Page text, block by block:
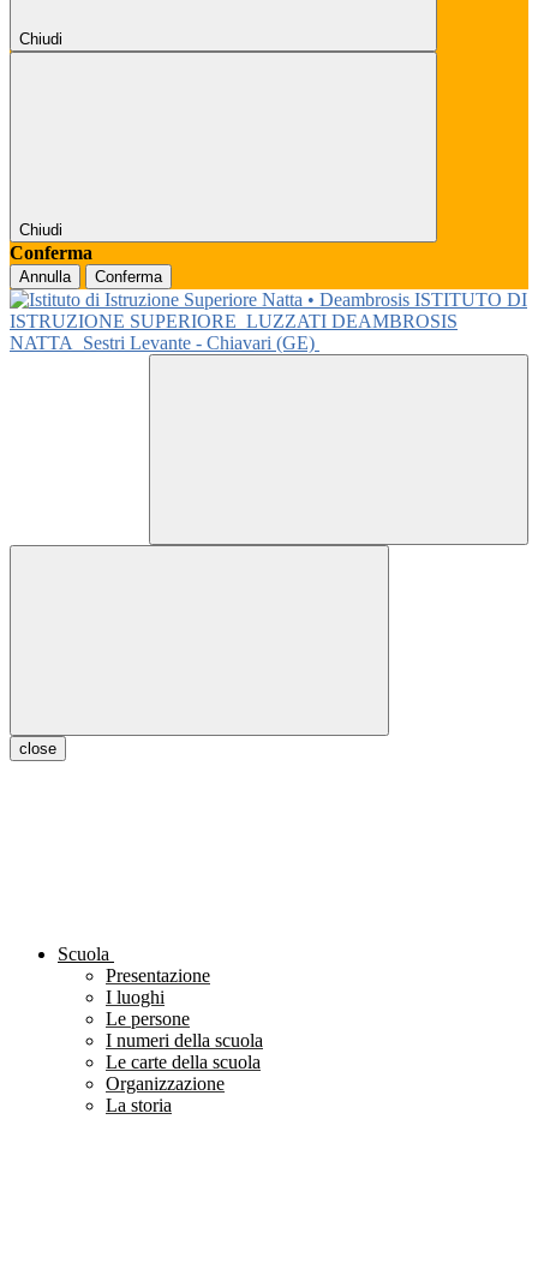
Chiudi
Chiudi
Conferma
Annulla Conferma
ISTITUTO DI
ISTRUZIONE SUPERIORE LUZZATI DEAMBROSIS
NATTA
Sestri Levante - Chiavari (GE)
close
Scuola
Presentazione
I luoghi
Le persone
I numeri della scuola
Le carte della scuola
Organizzazione
La storia